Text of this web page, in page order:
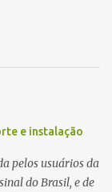
e instalação
pelos usuários da
do Brasil, e de